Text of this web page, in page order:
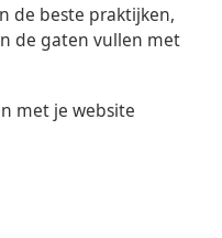
de beste praktijken,
de gaten vullen met
met je website